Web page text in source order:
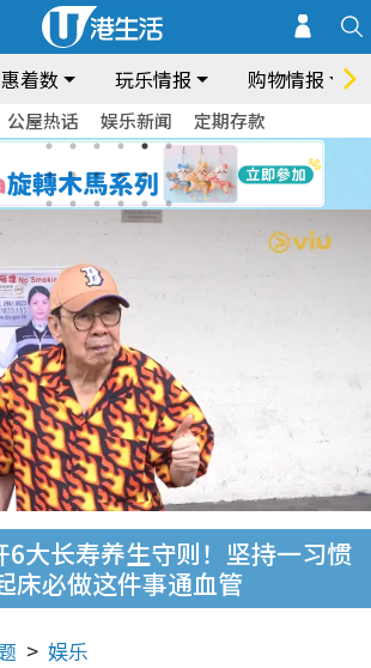
着数 玩乐情报 购物情报
公屋热话 娱乐新闻 定期存款
6大长寿养生守则！坚持一习惯
床必做这件事通血管
娱乐